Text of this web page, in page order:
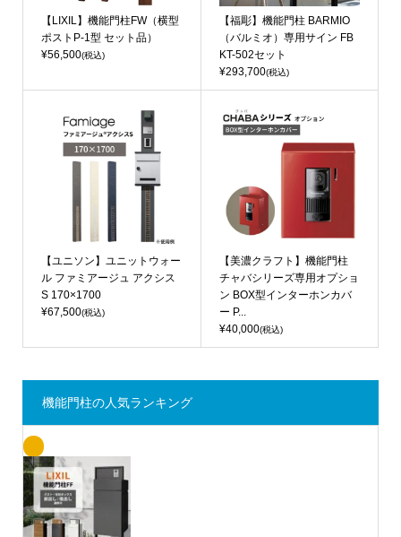
【LIXIL】機能門柱FW（横型
ポストP-1型 セット品）
¥56,500(税込)
【福彫】機能門柱 BARMIO
（バルミオ）専用サイン FB
KT-502セット
¥293,700(税込)
【ユニソン】ユニットウォー
ル ファミアージュ アクシス
S 170×1700
¥67,500(税込)
【美濃クラフト】機能門柱
チャバシリーズ専用オプショ
ン BOX型インターホンカバ
ー P...
¥40,000(税込)
機能門柱の人気ランキング